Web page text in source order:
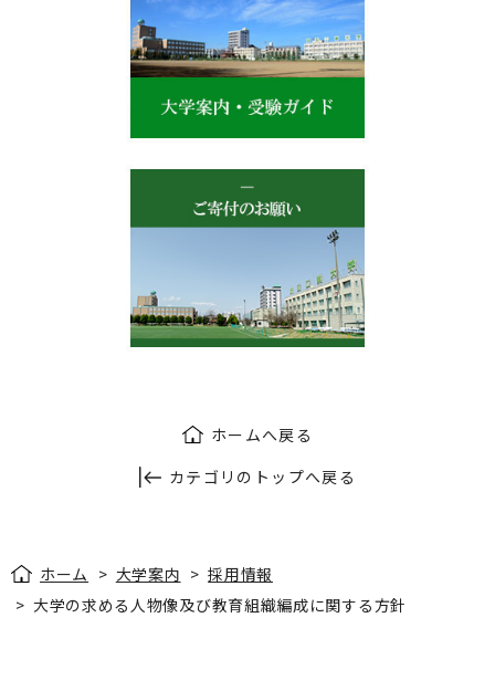
カテゴリのトップへ戻る
ホームへ戻る
ホーム > 大学案内 >採用情報
> 大学の求める人物像及び教育組織編成に関する方針